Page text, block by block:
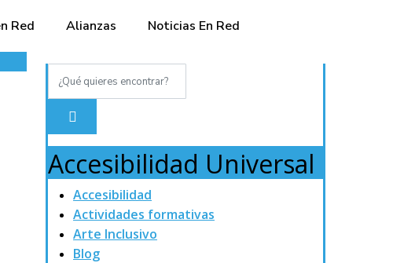
Red Alianzas Noticias En Red
Accesibilidad Universal
Accesibilidad
Actividades formativas
Arte Inclusivo
Blog